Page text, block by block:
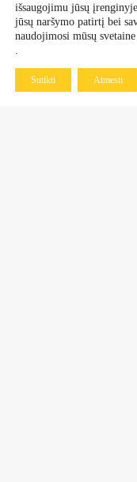
išsaugojimu jūsų
jūsų naršymo patirtį bei
naudojimosi mūsų
.
Sutikti Atmesti